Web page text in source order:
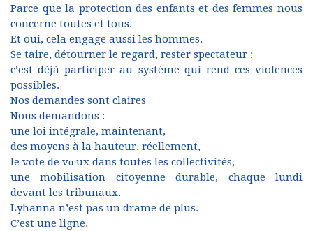
Parce que la protection des enfants et des femmes nous
concerne toutes et tous.
Et oui, cela engage aussi les hommes.
Se taire, détourner le regard, rester spectateur :
c’est déjà participer au système qui rend ces violences
possibles.
Nos demandes sont claires
Nous demandons :
une loi intégrale, maintenant,
des moyens à la hauteur, réellement,
le vote de vœux dans toutes les collectivités,
une mobilisation citoyenne durable, chaque lundi
devant les tribunaux.
Lyhanna n’est pas un drame de plus.
C’est une ligne.